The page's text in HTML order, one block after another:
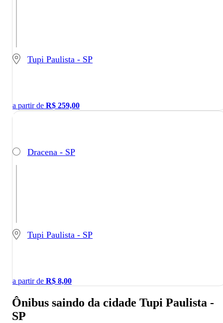
Tupi Paulista - SP
a partir de R$ 259,00
Dracena - SP
Tupi Paulista - SP
a partir de R$ 8,00
Ônibus saindo da cidade Tupi Paulista -
SP